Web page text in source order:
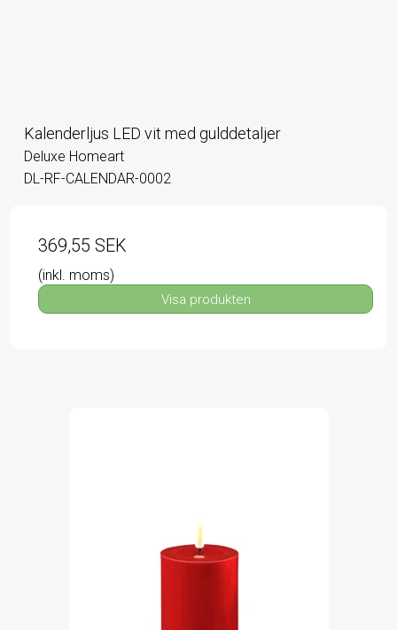
Kalenderljus LED vit med gulddetaljer
Deluxe Homeart
DL-RF-CALENDAR-0002
369,55 SEK
(inkl. moms)
Visa produkten